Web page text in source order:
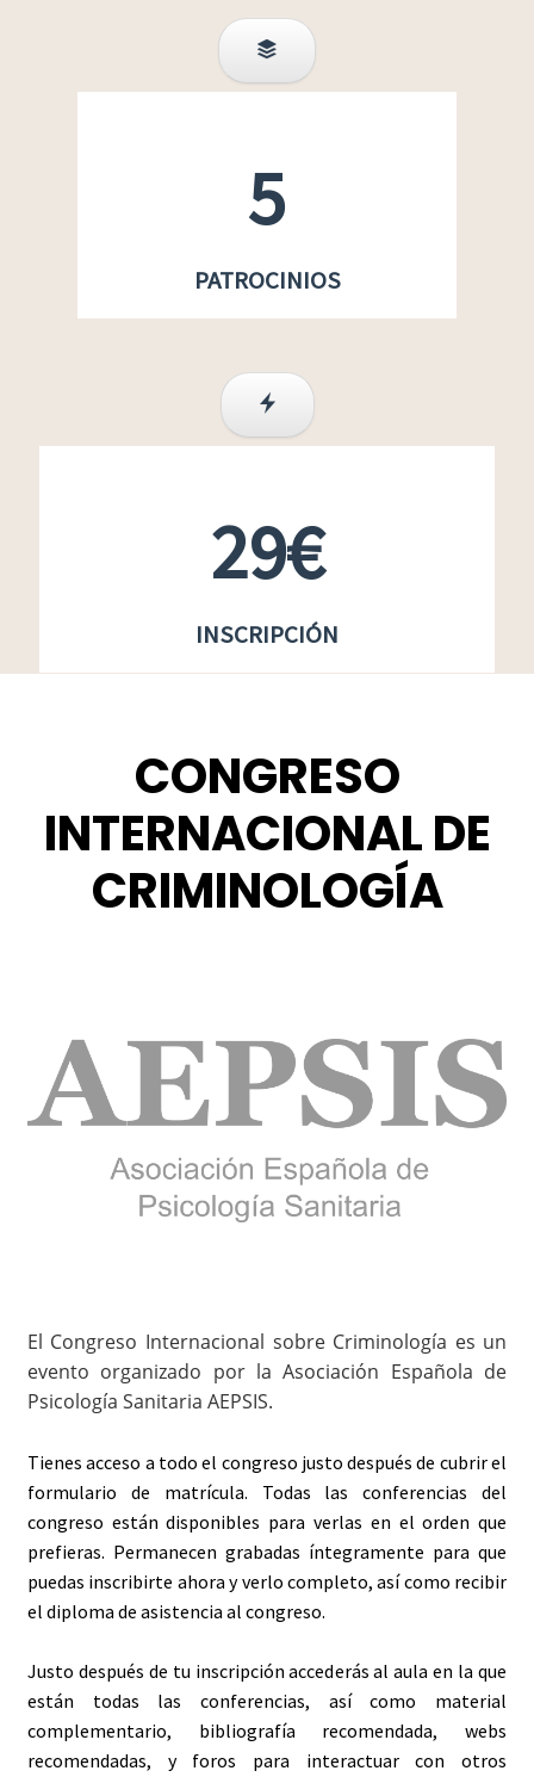
5
PATROCINIOS
29€
INSCRIPCIÓN
CONGRESO
INTERNACIONAL DE
CRIMINOLOGÍA
El Congreso Internacional sobre Criminología es un
evento organizado por la Asociación Española de
Psicología Sanitaria AEPSIS.
Tienes acceso a todo el congreso justo después de cubrir el
formulario de matrícula. Todas las conferencias del
congreso están disponibles para verlas en el orden que
prefieras. Permanecen grabadas íntegramente para que
puedas inscribirte ahora y verlo completo, así como recibir
el diploma de asistencia al congreso.
Justo después de tu inscripción accederás al aula en la que
están todas las conferencias, así como material
complementario, bibliografía recomendada, webs
recomendadas, y foros para interactuar con otros